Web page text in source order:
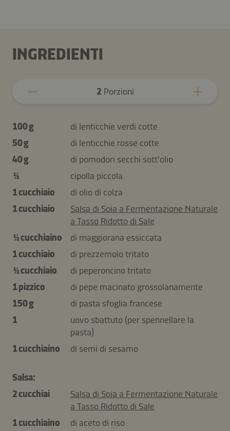
INGREDIENTI
2 Porzioni
100 g
di lenticchie verdi cotte
50 g
di lenticchie rosse cotte
40 g
di pomodori secchi sott'olio
½
cipolla piccola
1 cucchiaio
di olio di colza
1 cucchiaio
Salsa di Soia a Fermentazione Naturale
a Tasso Ridotto di Sale
½ cucchiaino
di maggiorana essiccata
1 cucchiaio
di prezzemolo tritato
½ cucchiaio
di peperoncino tritato
1 pizzico
di pepe macinato grossolanamente
150 g
di pasta sfoglia francese
1
uovo sbattuto (per spennellare la
pasta)
1 cucchiaino
di semi di sesamo
Salsa:
2 cucchiai
Salsa di Soia a Fermentazione Naturale
a Tasso Ridotto di Sale
1 cucchiaino
di aceto di riso